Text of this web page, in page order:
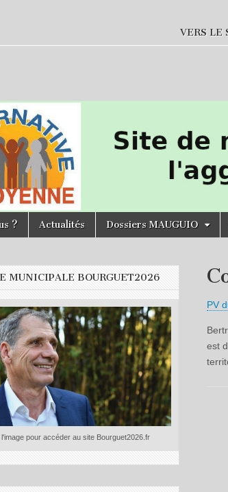
VERS LE
? Actualités Dossiers MAUGUIO
PV
est
MUNICIPALE BOURGUET2026
pour accéder au site Bourguet2026.fr